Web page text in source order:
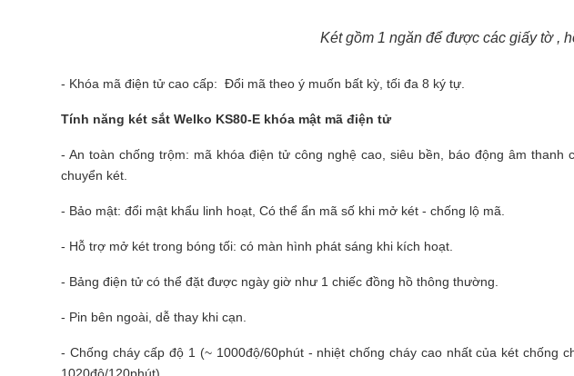
Két gồm 1 ngăn để được các giấy tờ ,
- Khóa mã điện tử cao cấp: Đổi mã theo ý muốn bất kỳ, tối đa 8 ký tự.
Tính năng két sắt Welko KS80-E khóa mật mã điện tử
- An toàn chống trộm: mã khóa điện tử công nghệ cao, siêu bền, báo động âm
chuyển két.
- Bảo mật: đổi mật khẩu linh hoạt, Có thể ẩn mã số khi mở két - chống lộ mã.
- Hỗ trợ mở két trong bóng tối: có màn hình phát sáng khi kích hoạt.
- Bảng điện tử có thể đặt được ngày giờ như 1 chiếc đồng hồ thông thường.
- Pin bên ngoài, dễ thay khi cạn.
- Chống cháy cấp độ 1 (~ 1000độ/60phút - nhiệt chống cháy cao nhất của két chống